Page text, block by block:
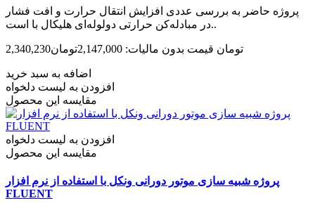
پروژه حاضر به بررسی عددی افزایش انتقال حرارت و افت فشار
در مبادله‌کن حرارتی دولوله‌ای هلیکال با است..
2,340,230تومان قیمت بدون مالیات: 2,147,000تومان
اضافه به سبد خرید
افزودن به لیست دلخواه
مقایسه این محصول
افزودن به لیست دلخواه
مقایسه این محصول
پروژه شبیه سازی موتور دورانی ونکل با استفاده از نرم افزار
FLUENT